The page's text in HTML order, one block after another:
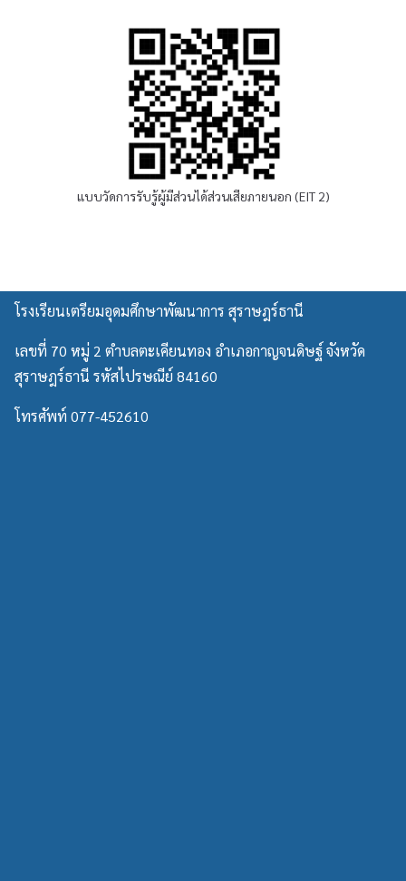
แบบวัดการรับรู้ผู้มีส่วนได้ส่วนเสียภายนอก (EIT 2)
โรงเรียนเตรียมอุดมศึกษาพัฒนาการ สุราษฎร์ธานี
เลขที่ 70 หมู่ 2 ตำบลตะเคียนทอง อำเภอกาญจนดิษฐ์ จังหวัด
สุราษฎร์ธานี รหัสไปรษณีย์ 84160
โทรศัพท์ 077-452610